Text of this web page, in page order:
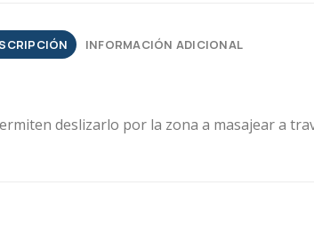
INFORMACIÓN ADICIONAL
deslizarlo por la zona a masajear a